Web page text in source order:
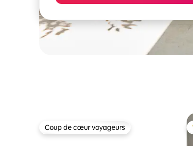
Coup de cœur voyageurs
Coup de cœur voyageurs